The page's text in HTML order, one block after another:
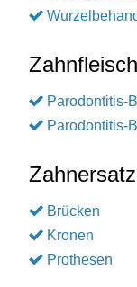
Parodontitis-
Parodontitis-
Zahnersatz
Brücken
Kronen
Prothesen